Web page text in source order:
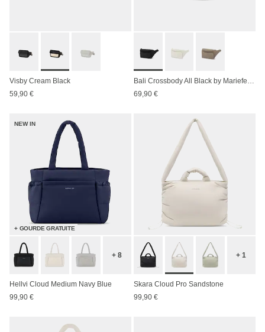
Visby Cream Black
59,90 €
69,90 €
NEW IN
+ GOURDE GRATUITE
+ 8
Hellvi Cloud Medium Navy Blue
99,90 €
+ 1
Skara Cloud Pro Sandstone
99,90 €